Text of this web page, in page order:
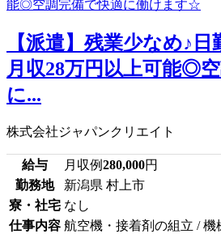
【派遣】残業少なめ♪
月収28万円以上可能◎
に...
株式会社ジャパンクリエイト
給与 月収例280,000円
勤務地
新潟県 村上市
寮・社宅 なし
仕事内容 航空機・接着剤の組立 / 機